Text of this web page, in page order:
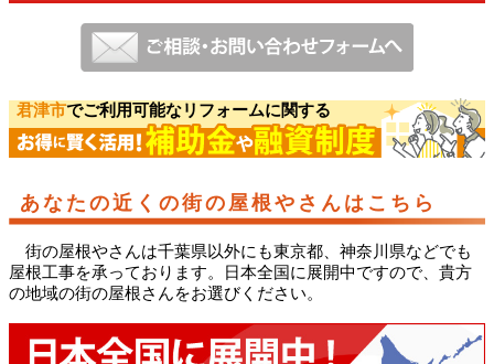
君津市でご利用可能なリフォームに関する
あなたの近くの街の屋根やさんはこちら
街の屋根やさんは千葉県以外にも東京都、神奈川県などでも
屋根工事を承っております。日本全国に展開中ですので、貴方
の地域の街の屋根さんをお選びください。